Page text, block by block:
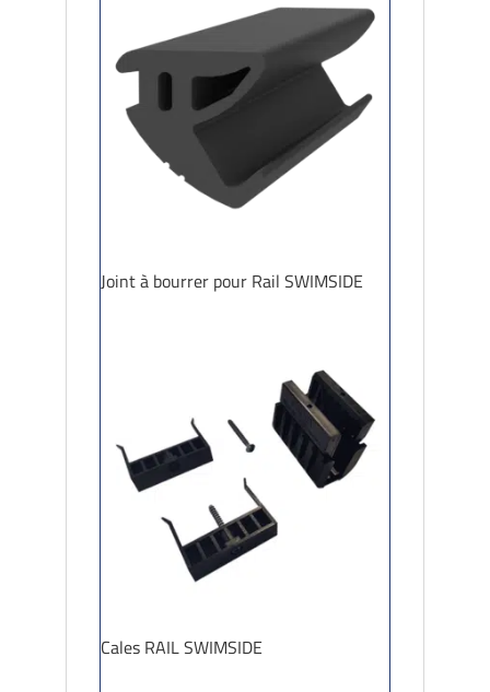
Joint à bourrer pour Rail SWIMSIDE
Cales RAIL SWIMSIDE